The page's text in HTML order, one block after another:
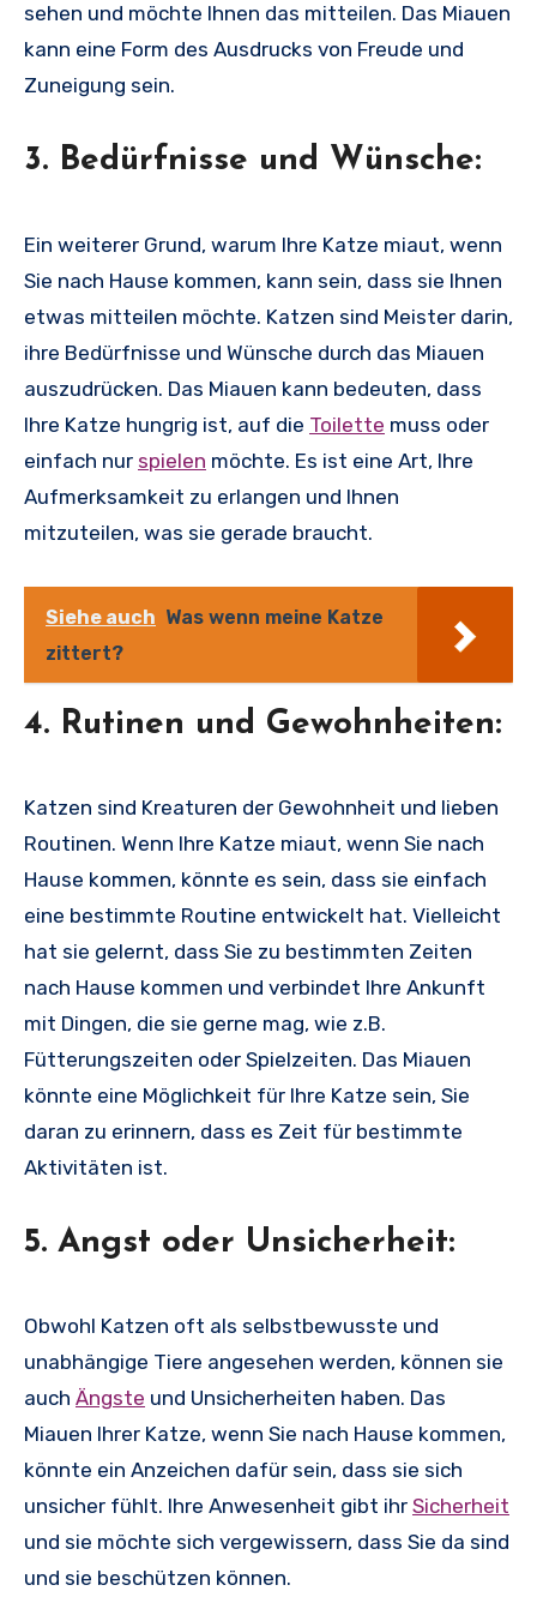
sehen und möchte Ihnen das mitteilen. Das Miauen
kann eine Form des Ausdrucks von Freude und
Zuneigung sein.
3. Bedürfnisse und Wünsche:
Ein weiterer Grund, warum Ihre Katze miaut, wenn
Sie nach Hause kommen, kann sein, dass sie Ihnen
etwas mitteilen möchte. Katzen sind Meister darin,
ihre Bedürfnisse und Wünsche durch das Miauen
auszudrücken. Das Miauen kann bedeuten, dass
Ihre Katze hungrig ist, auf die Toilette muss oder
einfach nur spielen möchte. Es ist eine Art, Ihre
Aufmerksamkeit zu erlangen und Ihnen
mitzuteilen, was sie gerade braucht.
Siehe auch Was wenn meine Katze
zittert?
4. Rutinen und Gewohnheiten:
Katzen sind Kreaturen der Gewohnheit und lieben
Routinen. Wenn Ihre Katze miaut, wenn Sie nach
Hause kommen, könnte es sein, dass sie einfach
eine bestimmte Routine entwickelt hat. Vielleicht
hat sie gelernt, dass Sie zu bestimmten Zeiten
nach Hause kommen und verbindet Ihre Ankunft
mit Dingen, die sie gerne mag, wie z.B.
Fütterungszeiten oder Spielzeiten. Das Miauen
könnte eine Möglichkeit für Ihre Katze sein, Sie
daran zu erinnern, dass es Zeit für bestimmte
Aktivitäten ist.
5. Angst oder Unsicherheit:
Obwohl Katzen oft als selbstbewusste und
unabhängige Tiere angesehen werden, können sie
auch Ängste und Unsicherheiten haben. Das
Miauen Ihrer Katze, wenn Sie nach Hause kommen,
könnte ein Anzeichen dafür sein, dass sie sich
unsicher fühlt. Ihre Anwesenheit gibt ihr Sicherheit
und sie möchte sich vergewissern, dass Sie da sind
und sie beschützen können.